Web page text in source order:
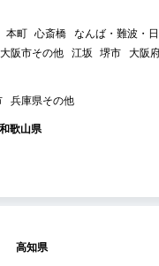
本町 心斎橋 なんば・難波・
大阪市その他 江坂 堺市 大阪
兵庫県その他
和歌山県
高知県